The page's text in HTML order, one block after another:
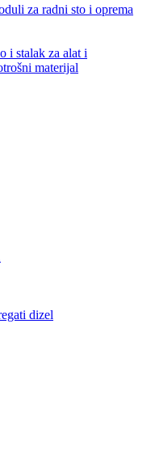
za radni sto i oprema
i stalak za alat i
materijal
dizel